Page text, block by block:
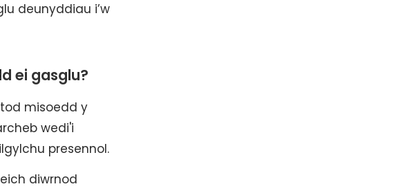
deunyddiau i’w
ei gasglu?
misoedd y
wedi'i
presennol.
diwrnod